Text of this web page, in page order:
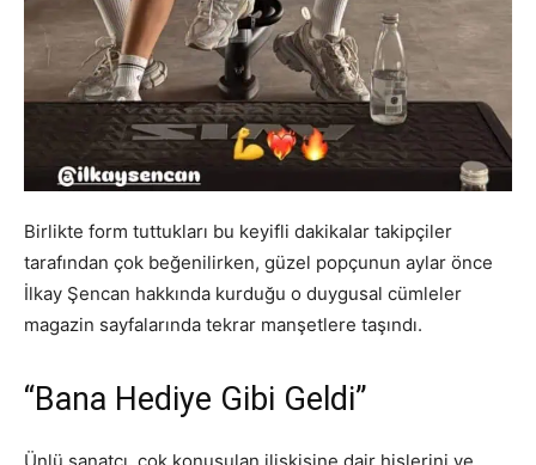
Birlikte form tuttukları bu keyifli dakikalar takipçiler
tarafından çok beğenilirken, güzel popçunun aylar önce
İlkay Şencan hakkında kurduğu o duygusal cümleler
magazin sayfalarında tekrar manşetlere taşındı.
“Bana Hediye Gibi Geldi”